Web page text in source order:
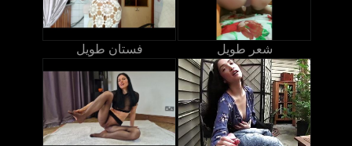
فستان طويل شعر طويل